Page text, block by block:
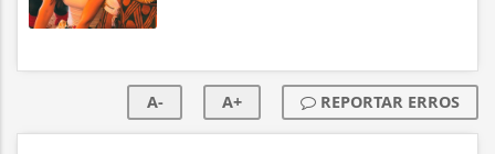
A- A+ REPORTAR ERROS